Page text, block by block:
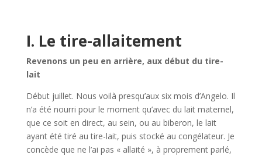
I. Le tire-allaitement
Revenons un peu en arrière, aux début du tire-
lait
Début juillet. Nous voilà presqu’aux six mois d’Angelo. Il
n’a été nourri pour le moment qu’avec du lait maternel,
que ce soit en direct, au sein, ou au biberon, le lait
ayant été tiré au tire-lait, puis stocké au congélateur. Je
concède que ne l’ai pas « allaité », à proprement parlé,